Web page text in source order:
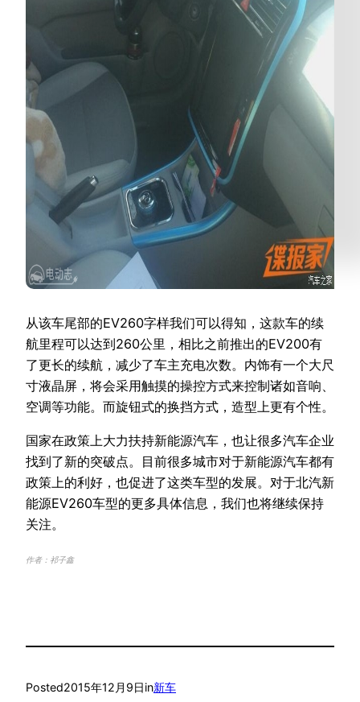
从该车尾部的EV260字样我们可以得知，这款车的续
航里程可以达到260公里，相比之前推出的EV200有
了更长的续航，减少了车主充电次数。内饰有一个大尺
寸液晶屏，将会采用触摸的操控方式来控制诸如音响、
空调等功能。而旋钮式的换挡方式，造型上更有个性。
国家在政策上大力扶持新能源汽车，也让很多汽车企业
找到了新的突破点。目前很多城市对于新能源汽车都有
政策上的利好，也促进了这类车型的发展。对于北汽新
能源EV260车型的更多具体信息，我们也将继续保持
关注。
作者：祁子鑫
Posted2015年12月9日in新车